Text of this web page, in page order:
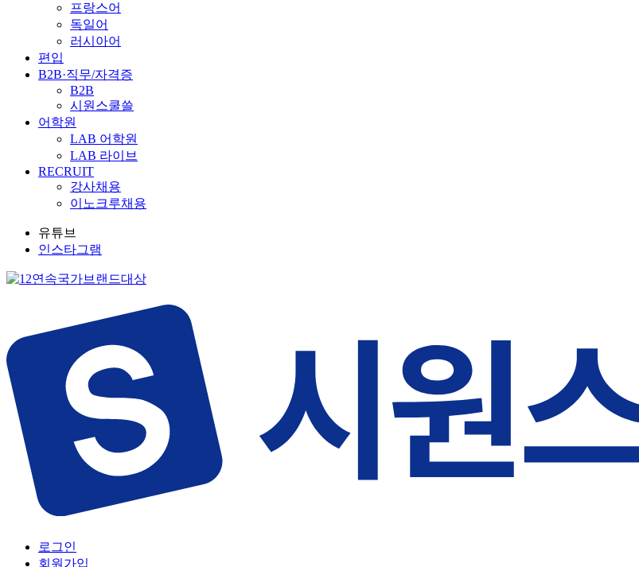
프랑스어
독일어
러시아어
편입
B2B·직무/자격증
B2B
시원스쿨쓸
어학원
LAB 어학원
LAB 라이브
RECRUIT
강사채용
이노크루채용
유튜브
인스타그램
로그인
회원가입